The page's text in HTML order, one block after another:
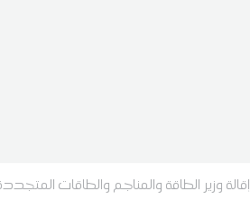
إقالة وزير الطاقة والمناجم والطاقات